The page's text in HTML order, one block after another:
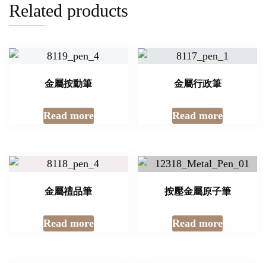
Related products
金屬按動筆
Read more
金屬行政筆
Read more
金屬禮品筆
Read more
按壓金屬原子筆
Read more